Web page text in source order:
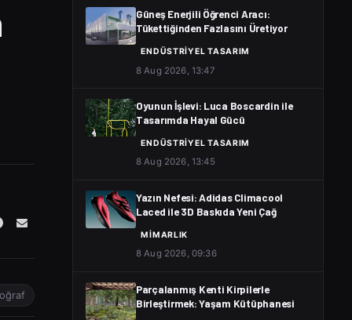
Güneş Enerjili Öğrenci Aracı:
Tükettiğinden Fazlasını Üretiyor
ENDÜSTRIYEL TASARIM
8 Aug 2026, 13:47
Oyunun İşlevi: Luca Boscardin ile
Tasarımda Hayal Gücü
ENDÜSTRIYEL TASARIM
8 Aug 2026, 13:45
Yazın Nefesi: Adidas Climacool
Laced ile 3D Baskıda Yeni Çağ
MIMARLIK
8 Aug 2026, 09:36
Parçalanmış Kenti Kirpilerle
Birleştirmek: Yaşam Kütüphanesi